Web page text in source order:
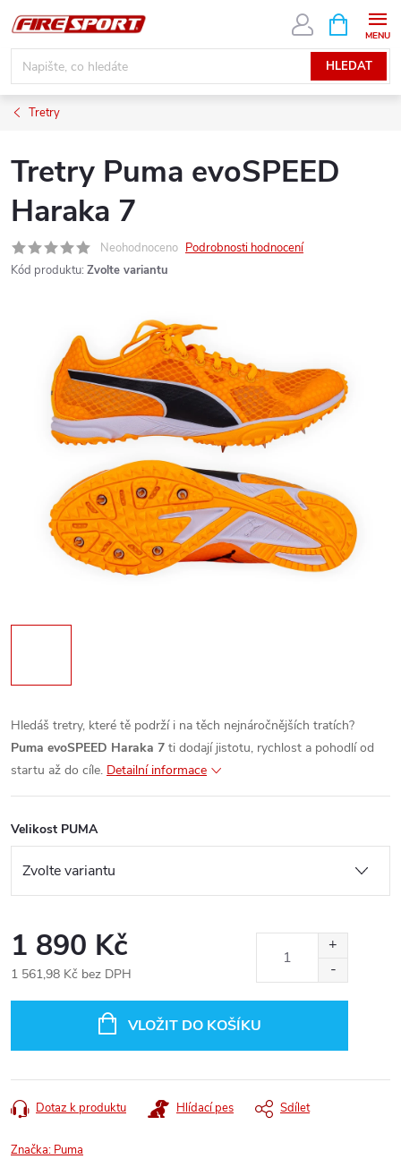
na
obsah
HLEDAT
NÁKUPNÍ
KOŠÍK
Tretry
Tretry Puma evoSPEED
Haraka 7
Neohodnoceno Podrobnosti hodnocení
Kód produktu: Zvolte variantu
Hledáš tretry, které tě podrží i na těch nejnáročnějších tratích?
Puma evoSPEED Haraka 7 ti dodají jistotu, rychlost a pohodlí od
startu až do cíle. Detailní informace
Velikost PUMA
1 890 Kč
1 561,98 Kč bez DPH
VLOŽIT DO KOŠÍKU
Dotaz k produktu Hlídací pes Sdílet
Značka: Puma